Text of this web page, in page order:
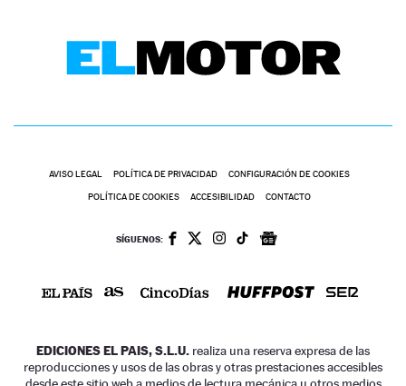
AVISO LEGAL POLÍTICA DE PRIVACIDAD CONFIGURACIÓN DE COOKIES
POLÍTICA DE COOKIES ACCESIBILIDAD CONTACTO
SÍGUENOS:
EDICIONES EL PAIS, S.L.U. realiza una reserva expresa de las
reproducciones y usos de las obras y otras prestaciones accesibles